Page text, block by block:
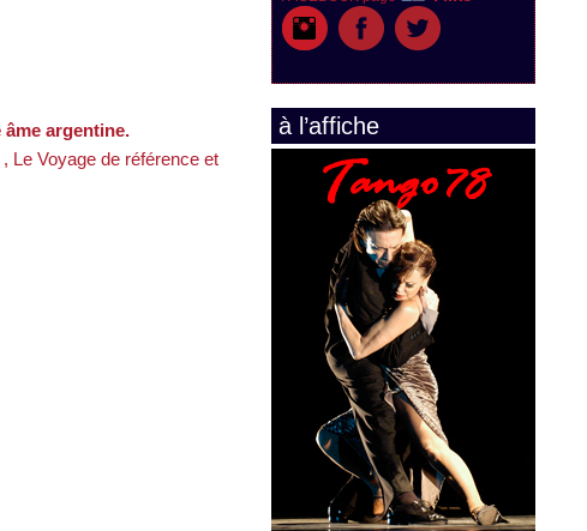
argentine.
Le Voyage de référence et
à l’affiche